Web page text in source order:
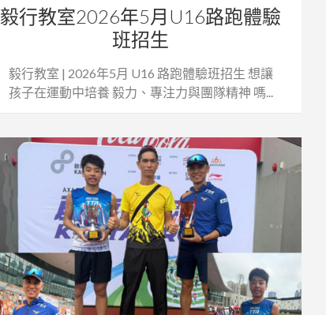
毅行教室2026年5月U16路跑體驗
班招生
毅行教室 | 2026年5月 U16 路跑體驗班招生 想讓
孩子在運動中培養 毅力、專注力與團隊精神 嗎...